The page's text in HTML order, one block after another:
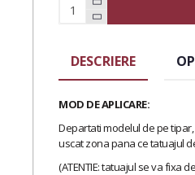
DESCRIERE
MOD DE APLICARE:
Departati modelul de pe
uscat zona pana ce tatuajul
(ATENTIE: tatuajul se va fixa